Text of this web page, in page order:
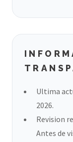
Ultima
2026.
Revision
Antes de